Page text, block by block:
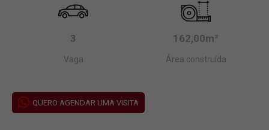
3
Vaga
162,00m²
Área construída
QUERO AGENDAR UMA VISITA